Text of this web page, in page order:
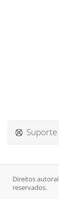
Suporte
Direitos
reservados.